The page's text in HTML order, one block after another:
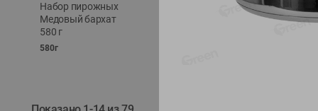
Набор пирожных
Медовый бархат
580 г
580г
230г